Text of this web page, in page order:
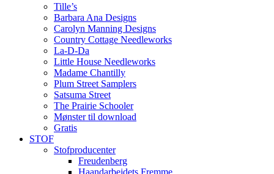
Tille’s
Barbara Ana Designs
Carolyn Manning Designs
Country Cottage Needleworks
La-D-Da
Little House Needleworks
Madame Chantilly
Plum Street Samplers
Satsuma Street
The Prairie Schooler
Mønster til download
Gratis
STOF
Stofproducenter
Freudenberg